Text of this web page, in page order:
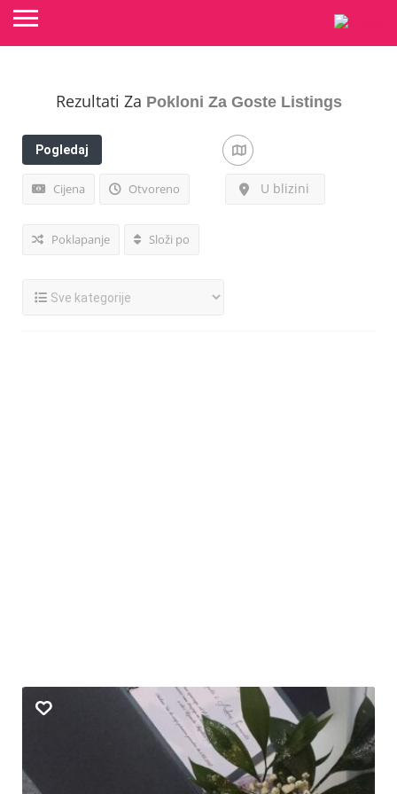
Rezultati Za Pokloni Za Goste Listings
Pogledaj
Cijena Otvoreno U blizini
Poklapanje Složi po